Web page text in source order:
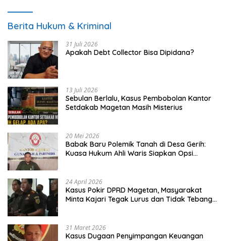
Berita Hukum & Kriminal
31 Juli 2026
Apakah Debt Collector Bisa Dipidana?
13 Juli 2026
Sebulan Berlalu, Kasus Pembobolan Kantor
Setdakab Magetan Masih Misterius
20 Mei 2026
Babak Baru Polemik Tanah di Desa Gerih:
Kuasa Hukum Ahli Waris Siapkan Opsi
24 April 2026
Kasus Pokir DPRD Magetan, Masyarakat
Minta Kajari Tegak Lurus dan Tidak Tebang
31 Maret 2026
Kasus Dugaan Penyimpangan Keuangan